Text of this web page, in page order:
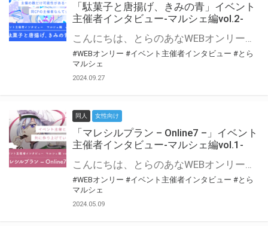
「駄菓子と唐揚げ、きみの青」イベント
主催者インタビュー-マルシェ編vol.2-
こんにちは、とらのあなWEBオンリー運営スタッフです。 新たにお届けする、イベント主催者インタビュー-マルシェ編-は、 とらのあなWEBオンリー「マルシェ」をご利用の主催様に 「マルシェ」を使ってイベントを開催した感想や心がけをお聞きする企画です。 今回は、WEBオンリー初開催「駄菓子と唐揚げ、きみの青」より、 主催のぎこ六屋様にお話を伺いました。 協力：ぎこ六屋様／イベント公式Twitter（@krkgwks） とらのあなWEBオンリー「マルシェ」とは？ WEBオンリーでリアルタイムでコミュニケーションがとれるオンライン会場です。
#WEBオンリー #イベント主催者インタビュー #とら
マルシェ
2024.09.27
同人 女性向け
「マレシルプラン – Online7 –」イベント
主催者インタビュー-マルシェ編vol.1-
こんにちは、とらのあなWEBオンリー運営スタッフです。 新たにお届けする、イベント主催者インタビュー-マルシェ編-は、 とらのあなWEBオンリー「マルシェ」をご利用した主催様に 「マルシェ」を使って開催した感想や心がけをお聞きする企画です。 今回は、WEBオンリー開催7回目迎えた「マレシルプラン – Online7 –」より、 主催の玉川うた様にお話を伺いました。 ▼マレシルプランのインタビュー前回記事 「イベント主催者インタビュー vol.6」はこちら 協力：玉川うた様（マレシルプラン実行委員会 代表）／イベント公式Twitter（@mallesil_plan） とらのあなWEBオンリー「マルシェ」とは？ WEBオンリーでリアルタイムでコミュニケーションがとれるオンライン会場です。
#WEBオンリー #イベント主催者インタビュー #とら
マルシェ
2024.05.09